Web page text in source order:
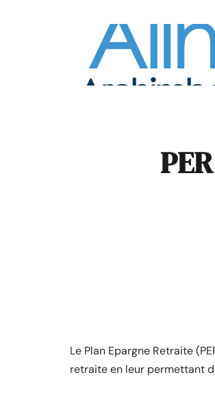
Le Plan Epargne Retraite
retraite en leur permettant